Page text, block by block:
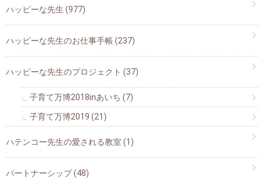
ハッピーな先生 (977)
ハッピーな先生のお仕事手帳 (237)
ハッピーな先生のプロジェクト (37)
子育て万博2018inあいち (7)
子育て万博2019 (21)
ハテンコー先生の愛される教室 (1)
パートナーシップ(48)